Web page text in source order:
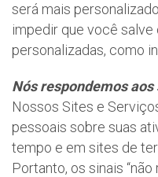
será mais
impedir que você
personalizadas, como
Nós respondemos
Nossos Sites e
pessoais sobre suas
tempo e em sites de
Portanto, os sinais